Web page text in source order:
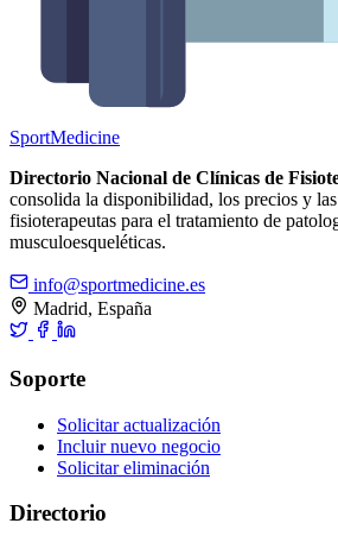
SportMedicine
Directorio Nacional de Clínicas de
consolida la disponibilidad, los precios y
fisioterapeutas para el tratamiento de
musculoesqueléticas.
info@sportmedicine.es
Madrid, España
Soporte
Solicitar actualización
Incluir nuevo negocio
Solicitar eliminación
Directorio